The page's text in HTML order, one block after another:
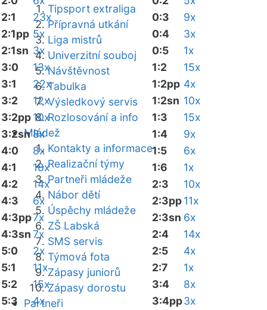
Tipsport extraliga
Přípravná utkání
Liga mistrů
Univerzitní souboj
Návštěvnost
Tabulka
Výsledkový servis
Rozlosování a info
Mládež
Kontakty a informace
Realizační týmy
Partneři mládeže
Nábor dětí
Úspěchy mládeže
ZŠ Labská
SMS servis
Týmová fota
Zápasy juniorů
Zápasy dorostu
Partneři
2:1
23x
2:1pp 5x
2:1sn 3x
3:0
13x
3:1
22x
3:2
12x
3:2pp10x
3:2sn 8x
4:0
8x
4:1
18x
4:2
14x
4:3
6x
4:3pp7x
4:3sn7x
5:0
2x
5:1
11x
5:2
15x
5:3
4x
0:3
9x
0:4
3x
0:5
1x
1:2
15x
1:2pp 4x
1:2sn 10x
1:3
15x
1:4
9x
1:5
6x
1:6
1x
2:3
10x
2:3pp11x
2:3sn 6x
2:4
14x
2:5
4x
2:7
1x
3:4
8x
3:4pp3x